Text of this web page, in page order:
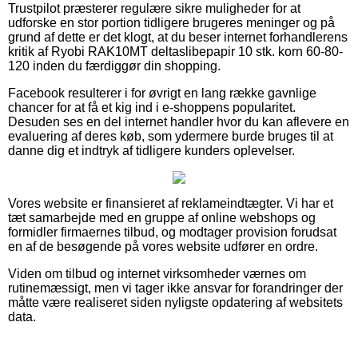
Trustpilot præsterer regulære sikre muligheder for at
udforske en stor portion tidligere brugeres meninger og på
grund af dette er det klogt, at du beser internet forhandlerens
kritik af Ryobi RAK10MT deltaslibepapir 10 stk. korn 60-80-
120 inden du færdiggør din shopping.
Facebook resulterer i for øvrigt en lang række gavnlige
chancer for at få et kig ind i e-shoppens popularitet.
Desuden ses en del internet handler hvor du kan aflevere en
evaluering af deres køb, som ydermere burde bruges til at
danne dig et indtryk af tidligere kunders oplevelser.
Vores website er finansieret af reklameindtægter. Vi har et
tæt samarbejde med en gruppe af online webshops og
formidler firmaernes tilbud, og modtager provision forudsat
en af de besøgende på vores website udfører en ordre.
Viden om tilbud og internet virksomheder værnes om
rutinemæssigt, men vi tager ikke ansvar for forandringer der
måtte være realiseret siden nyligste opdatering af websitets
data.